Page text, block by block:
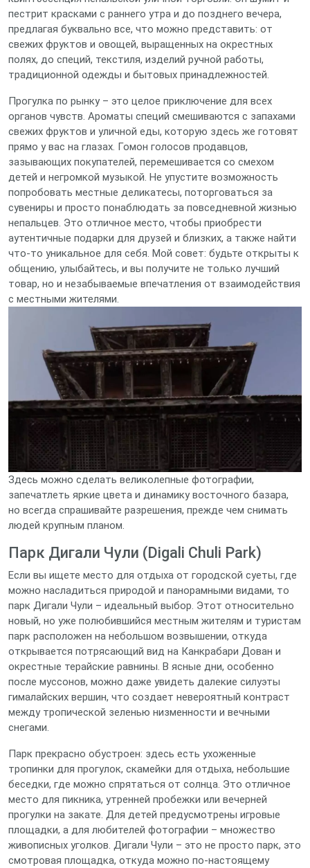
пестрит красками с раннего утра и до позднего вечера,
предлагая буквально все, что можно представить: от
свежих фруктов и овощей, выращенных на окрестных
полях, до специй, текстиля, изделий ручной работы,
традиционной одежды и бытовых принадлежностей.
Прогулка по рынку – это целое приключение для всех
органов чувств. Ароматы специй смешиваются с запахами
свежих фруктов и уличной еды, которую здесь же готовят
прямо у вас на глазах. Гомон голосов продавцов,
зазывающих покупателей, перемешивается со смехом
детей и негромкой музыкой. Не упустите возможность
попробовать местные деликатесы, поторговаться за
сувениры и просто понаблюдать за повседневной жизнью
непальцев. Это отличное место, чтобы приобрести
аутентичные подарки для друзей и близких, а также найти
что-то уникальное для себя. Мой совет: будьте открыты к
общению, улыбайтесь, и вы получите не только лучший
товар, но и незабываемые впечатления от взаимодействия
с местными жителями.
Здесь можно сделать великолепные фотографии,
запечатлеть яркие цвета и динамику восточного базара,
но всегда спрашивайте разрешения, прежде чем снимать
людей крупным планом.
Парк Дигали Чули (Digali Chuli Park)
Если вы ищете место для отдыха от городской суеты, где
можно насладиться природой и панорамными видами, то
парк Дигали Чули – идеальный выбор. Этот относительно
новый, но уже полюбившийся местным жителям и туристам
парк расположен на небольшом возвышении, откуда
открывается потрясающий вид на Канкрабари Дован и
окрестные терайские равнины. В ясные дни, особенно
после муссонов, можно даже увидеть далекие силуэты
гималайских вершин, что создает невероятный контраст
между тропической зеленью низменности и вечными
снегами.
Парк прекрасно обустроен: здесь есть ухоженные
тропинки для прогулок, скамейки для отдыха, небольшие
беседки, где можно спрятаться от солнца. Это отличное
место для пикника, утренней пробежки или вечерней
прогулки на закате. Для детей предусмотрены игровые
площадки, а для любителей фотографии – множество
живописных уголков. Дигали Чули – это не просто парк, это
смотровая площадка, откуда можно по-настоящему